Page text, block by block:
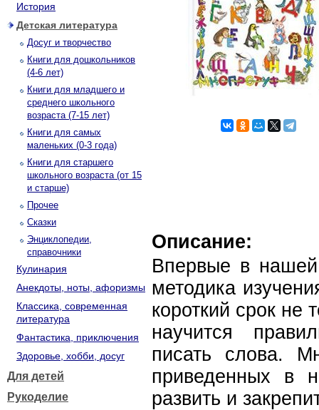
История
Детская литература
Досуг и творчество
Книги для дошкольников
(4-6 лет)
Книги для младшего и
среднего школьного
возраста (7-15 лет)
Книги для самых
маленьких (0-3 года)
Книги для старшего
школьного возраста (от 15
и старше)
Прочее
Сказки
Энциклопедии,
справочники
Кулинария
Анекдоты, ноты, афоризмы
Классика, современная
литература
Фантастика, приключения
Здоровье, хобби, досуг
Для детей
Рукоделие
Описание:
Впервые в
методика
короткий срок не
научится
писать слова.
приведенных в
развить и